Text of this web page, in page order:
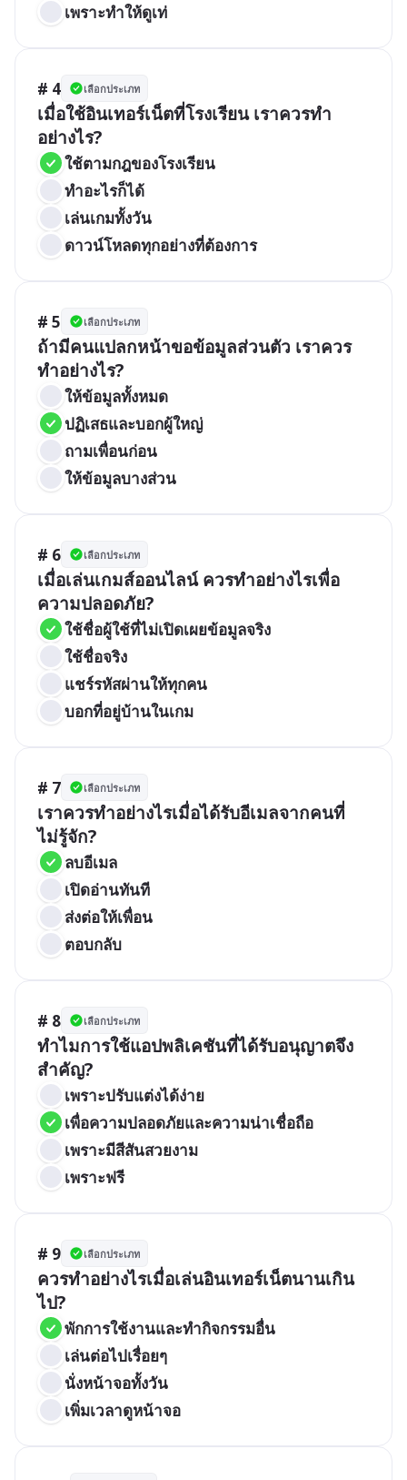
เพราะทำให้ดูเท่
# 4 เลือกประเภท
เมื่อใช้อินเทอร์เน็ตที่โรงเรียน เราควรทำ
อย่างไร?
ใช้ตามกฎของโรงเรียน
ทำอะไรก็ได้
เล่นเกมทั้งวัน
ดาวน์โหลดทุกอย่างที่ต้องการ
# 5 เลือกประเภท
ถ้ามีคนแปลกหน้าขอข้อมูลส่วนตัว เราควร
ทำอย่างไร?
ให้ข้อมูลทั้งหมด
ปฏิเสธและบอกผู้ใหญ่
ถามเพื่อนก่อน
ให้ข้อมูลบางส่วน
# 6 เลือกประเภท
เมื่อเล่นเกมส์ออนไลน์ ควรทำอย่างไรเพื่อ
ความปลอดภัย?
ใช้ชื่อผู้ใช้ที่ไม่เปิดเผยข้อมูลจริง
ใช้ชื่อจริง
แชร์รหัสผ่านให้ทุกคน
บอกที่อยู่บ้านในเกม
# 7 เลือกประเภท
เราควรทำอย่างไรเมื่อได้รับอีเมลจากคนที่
ไม่รู้จัก?
ลบอีเมล
เปิดอ่านทันที
ส่งต่อให้เพื่อน
ตอบกลับ
# 8 เลือกประเภท
ทำไมการใช้แอปพลิเคชันที่ได้รับอนุญาตจึง
สำคัญ?
เพราะปรับแต่งได้ง่าย
เพื่อความปลอดภัยและความน่าเชื่อถือ
เพราะมีสีสันสวยงาม
เพราะฟรี
# 9 เลือกประเภท
ควรทำอย่างไรเมื่อเล่นอินเทอร์เน็ตนานเกิน
ไป?
พักการใช้งานและทำกิจกรรมอื่น
เล่นต่อไปเรื่อยๆ
นั่งหน้าจอทั้งวัน
เพิ่มเวลาดูหน้าจอ